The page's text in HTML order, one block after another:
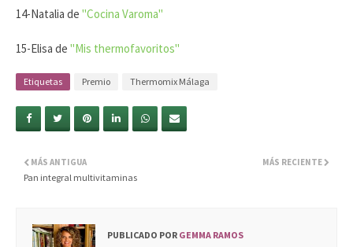
14-Natalia de "Cocina Varoma"
15-Elisa de "Mis thermofavoritos"
Etiquetas Premio Thermomix Málaga
MÁS RECIENTE
MÁS ANTIGUA
Pan integral multivitaminas
PUBLICADO POR GEMMA RAMOS